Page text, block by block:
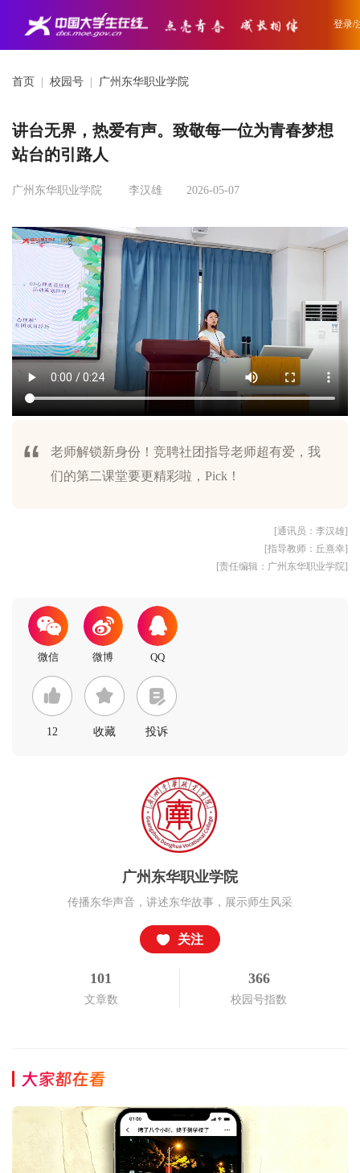
登录/
首页 校园号 广州东华职业学院
讲台无界，热爱有声。致敬每一位为青春梦想
站台的引路人
广州东华职业学院 李汉雄 2026-05-07
老师解锁新身份！竞聘社团指导老师超有爱，我
们的第二课堂要更精彩啦，Pick！
[通讯员：李汉雄]
[指导教师：丘熹幸]
[责任编辑：广州东华职业学院]
12 收藏 投诉
广州东华职业学院
传播东华声音，讲述东华故事，展示师生风采
关注
101
文章数
366
校园号指数
大家都在看